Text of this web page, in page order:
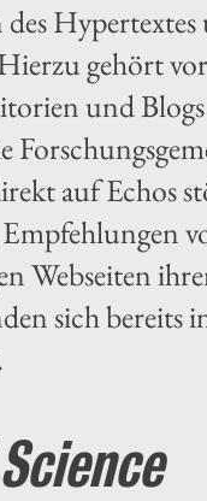
gehört
und
auf Echos
Webseiten
sich bereits